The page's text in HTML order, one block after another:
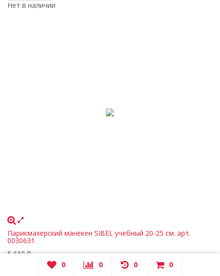
Нет в наличии
Парикмахерский манекен SIBEL учебный 20-25 см. арт.
0030631
5 660 ₽
0
0030631
0 0 0 0